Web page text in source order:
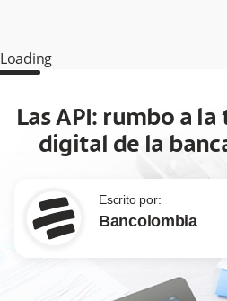
Loading
Las API: rumbo a
digital de la
Escrito por:
Bancolombia